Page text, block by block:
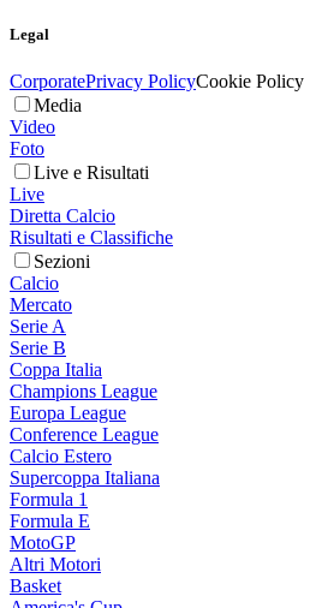
Legal
CorporatePrivacy PolicyCookie Policy
Media
Video
Foto
Live e Risultati
Live
Diretta Calcio
Risultati e Classifiche
Sezioni
Calcio
Mercato
Serie A
Serie B
Coppa Italia
Champions League
Europa League
Conference League
Calcio Estero
Supercoppa Italiana
Formula 1
Formula E
MotoGP
Altri Motori
Basket